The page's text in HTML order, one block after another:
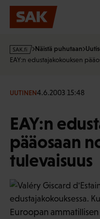
Hyppää
sisältöön
s
a
f
Näistä puhutaan
EAY:n edustajakokouksen
UUTINEN4.6.2003 15:48
EAY:n
pääosaan
tulevaisuus
Euroopan